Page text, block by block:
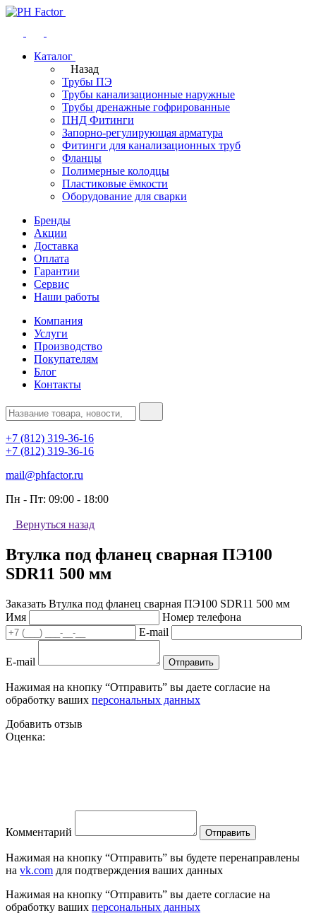
Каталог
Назад
Трубы ПЭ
Трубы канализационные наружные
Трубы дренажные гофрированные
ПНД Фитинги
Запорно-регулирующая арматура
Фитинги для канализационных труб
Фланцы
Полимерные колодцы
Пластиковые ёмкости
Оборудование для сварки
Бренды
Акции
Доставка
Оплата
Гарантии
Сервис
Наши работы
Компания
Услуги
Производство
Покупателям
Блог
Контакты
+7 (812) 319-36-16
+7 (812) 319-36-16
mail@phfactor.ru
Пн - Пт: 09:00 - 18:00
Вернуться назад
Втулка под фланец сварная ПЭ100
SDR11 500 мм
Заказать Втулка под фланец сварная ПЭ100 SDR11 500 мм
Имя
Номер телефона
E-mail
E-mail Отправить
Нажимая на кнопку “Отправить” вы даете согласие на
обработку ваших персональных данных
Добавить отзыв
Оценка:
Комментарий Отправить
Нажимая на кнопку “Отправить” вы будете перенаправлены
на vk.com для подтверждения ваших данных
Нажимая на кнопку “Отправить” вы даете согласие на
обработку ваших персональных данных